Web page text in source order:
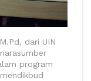
dari UIN
program